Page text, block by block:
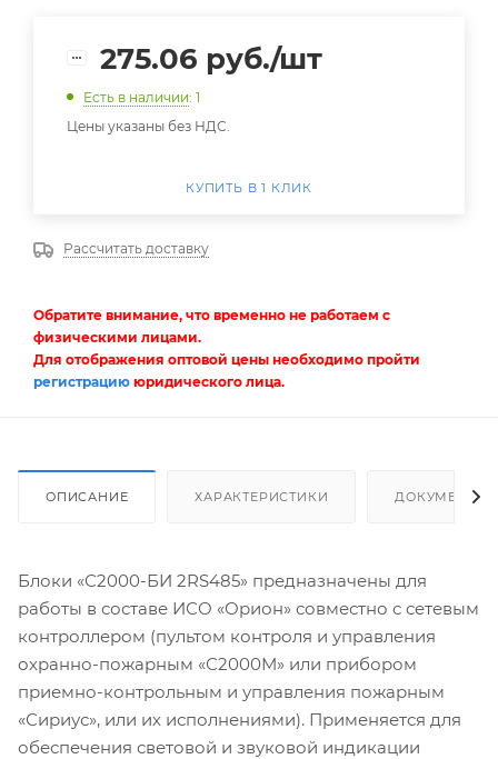
275.06 руб./шт
Есть в наличии: 1
Цены указаны без НДС.
КУПИТЬ В 1 КЛИК
Рассчитать доставку
Обратите внимание, что временно не работаем с
физическими лицами.
Для отображения оптовой цены необходимо пройти
регистрацию юридического лица.
ОПИСАНИЕ ХАРАКТЕРИСТИКИ ДОКУМЕНТЫ
Блоки «С2000-БИ 2RS485» предназначены для
работы в составе ИСО «Орион» совместно с сетевым
контроллером (пультом контроля и управления
охранно-пожарным «С2000М» или прибором
приемно-контрольным и управления пожарным
«Сириус», или их исполнениями). Применяется для
обеспечения световой и звуковой индикации